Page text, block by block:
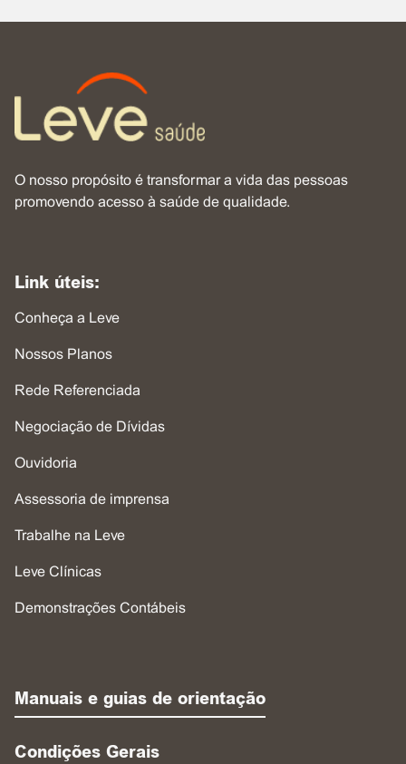
O nosso propósito é transformar a vida das pessoas
promovendo acesso à saúde de qualidade.
Link úteis:
Conheça a Leve
Nossos Planos
Rede Referenciada
Negociação de Dívidas
Ouvidoria
Assessoria de imprensa
Trabalhe na Leve
Leve Clínicas
Demonstrações Contábeis
Manuais e guias de orientação
Condições Gerais